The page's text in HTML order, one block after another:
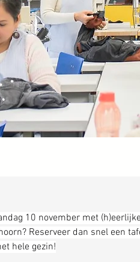
10 november met (h)eerlijke
Reserveer dan snel een
hele gezin!